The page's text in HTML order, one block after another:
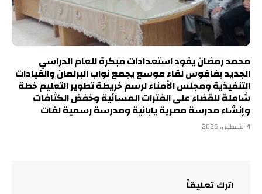
محمد رمضان يقود استعدادات مبكرة للعام الدراسي
الجديد بفاقوس لقاء موسع يجمع نواب البرلمان والقيادات
التنفيذية ومجلس الأمناء لرسم خريطة تطوير التعليم خطة
شاملة للقضاء على الفترات المسائية وخفض الكثافات
وإنشاء مدرسة مصرية يابانية ومدرسة رسمية لغات
4 أغسطس، 2026
اترك تعليقاً